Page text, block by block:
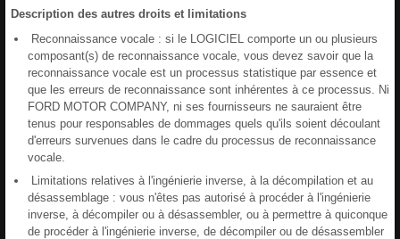
Description des autres droits et limitations
Reconnaissance vocale : si le LOGICIEL comporte un ou plusieurs
composant(s) de reconnaissance vocale, vous devez savoir que la
reconnaissance vocale est un processus statistique par essence et
que les erreurs de reconnaissance sont inhérentes à ce processus. Ni
FORD MOTOR COMPANY, ni ses fournisseurs ne sauraient être
tenus pour responsables de dommages quels qu'ils soient découlant
d'erreurs survenues dans le cadre du processus de reconnaissance
vocale.
Limitations relatives à l'ingénierie inverse, à la décompilation et au
désassemblage : vous n'êtes pas autorisé à procéder à l'ingénierie
inverse, à décompiler ou à désassembler, ou à permettre à quiconque
de procéder à l'ingénierie inverse, de décompiler ou de désassembler